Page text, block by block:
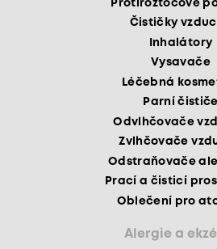
Protiroztočové
Čističky
Inhalátory
Vysavače
Léčebná
Parní čističe
Odvlhčovače
Zvlhčovače
Odstraňovače
Prací a čisticí
Oblečení pro
Alergie a